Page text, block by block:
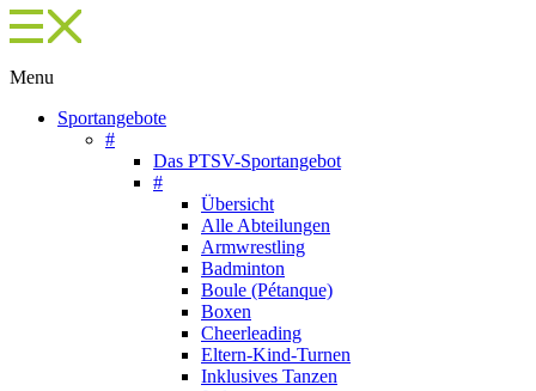
Menu
Sportangebote
#
Das PTSV-Sportangebot
#
Übersicht
Alle Abteilungen
Armwrestling
Badminton
Boule (Pétanque)
Boxen
Cheerleading
Eltern-Kind-Turnen
Inklusives Tanzen